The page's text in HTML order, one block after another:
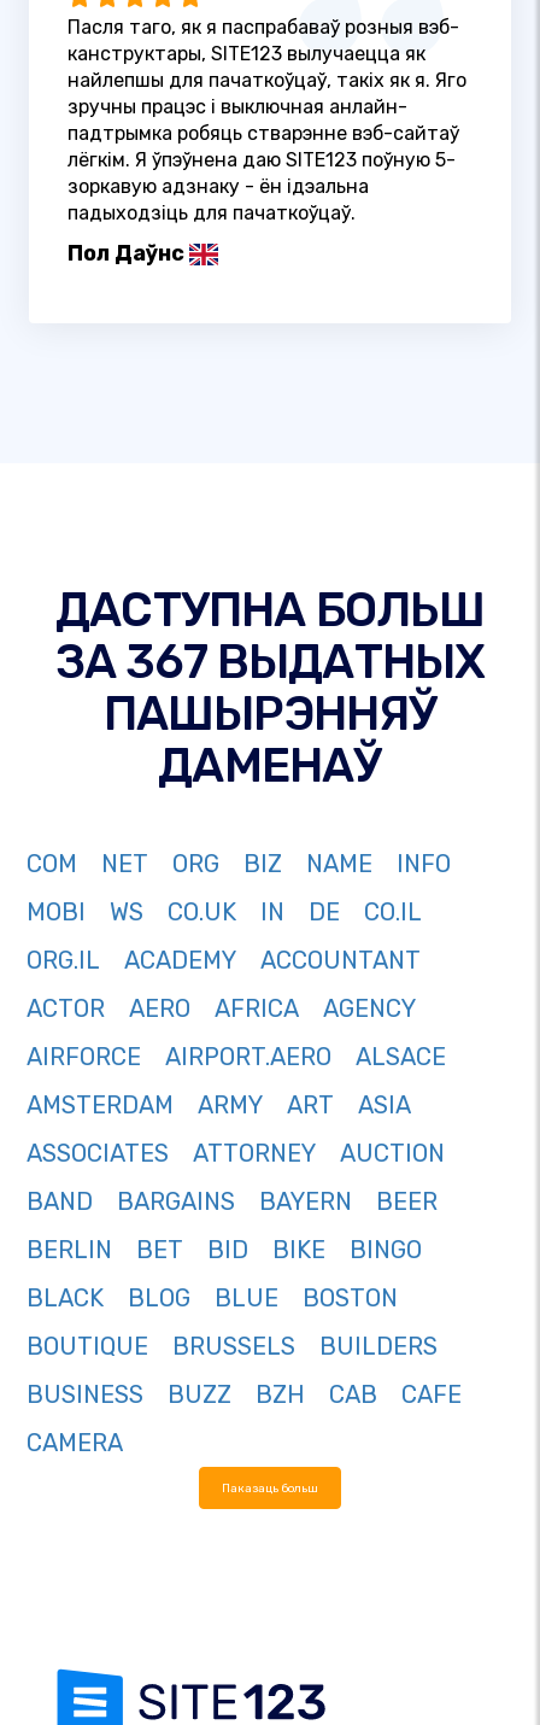
Пасля таго, як я паспрабаваў розныя вэб-
канструктары, SITE123 вылучаецца як
найлепшы для пачаткоўцаў, такіх як я. Яго
зручны працэс і выключная анлайн-
падтрымка робяць стварэнне вэб-сайтаў
лёгкім. Я ўпэўнена даю SITE123 поўную 5-
зоркавую адзнаку - ён ідэальна
падыходзіць для пачаткоўцаў.
Пол Даўнс
ДАСТУПНА БОЛЬШ
ЗА 367 ВЫДАТНЫХ
ПАШЫРЭННЯЎ
ДАМЕНАЎ
COM NET ORG BIZ NAME
INFO
MOBI
WS CO.UK IN DE
CO.IL
ORG.IL
ACADEMY
ACCOUNTANT
ACTOR
AERO AFRICA
AGENCY
AIRFORCE
AIRPORT.AERO
ALSACE
AMSTERDAM
ARMY ART
ASIA
ASSOCIATES
ATTORNEY
AUCTION
BAND
BARGAINS BAYERN
BEER
BERLIN
BET BID BIKE
BINGO
BLACK
BLOG BLUE
BOSTON
BOUTIQUE
BRUSSELS
BUILDERS
BUSINESS
BUZZ BZH CAB
CAFE
CAMERA
Паказаць больш